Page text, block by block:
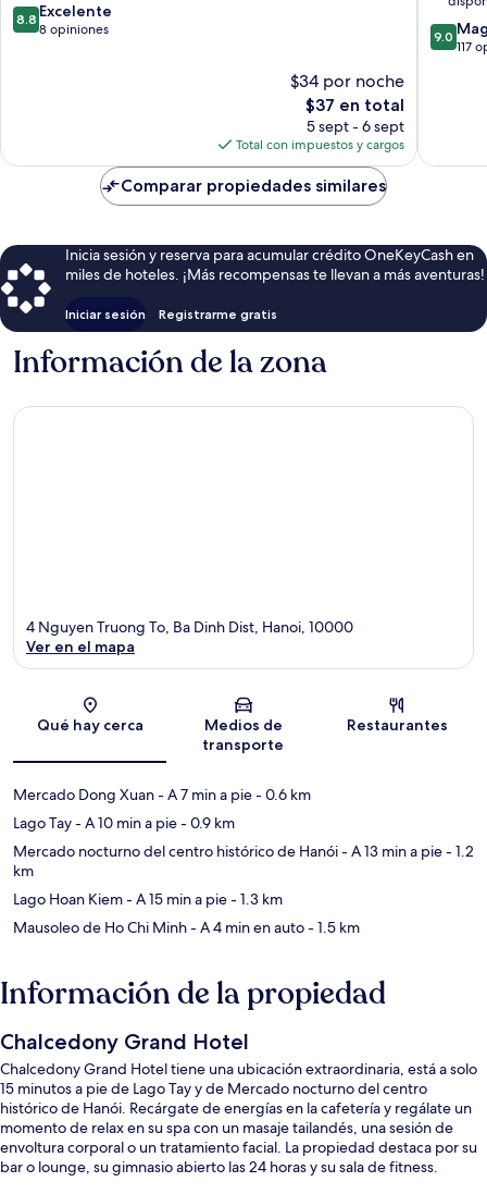
8.8
de
8.8 Excelente
8 opiniones
$34 por noche
El
precio
actual
es
de
$37
$37 en total
5 sept - 6 sept
Total con impuestos y cargos
Spa
Ba
Dinh
9.0
de
9.0
117
Comparar propiedades similares
Inicia sesión y reserva para acumular crédito OneKeyCash en
miles de hoteles. ¡Más recompensas te llevan a más aventuras!
Iniciar sesión Registrarme gratis
Información de la zona
Sección del mapa
4 Nguyen Truong To, Ba Dinh Dist, Hanoi, 10000
Ver en el mapa
Qué hay cerca
Medios de
transporte
Restaurantes
Mercado Dong Xuan- A 7 min a pie- 0.6 km
Lago Tay- A 10 min a pie- 0.9 km
Mercado nocturno del centro histórico de Hanói- A 13 min a pie- 1.2
km
Lago Hoan Kiem- A 15 min a pie- 1.3 km
Mausoleo de Ho Chi Minh- A 4 min en auto- 1.5 km
Información de la propiedad
Chalcedony Grand Hotel
Chalcedony Grand Hotel tiene una ubicación extraordinaria, está a solo
15 minutos a pie de Lago Tay y de Mercado nocturno del centro
histórico de Hanói. Recárgate de energías en la cafetería y regálate un
momento de relax en su spa con un masaje tailandés, una sesión de
envoltura corporal o un tratamiento facial. La propiedad destaca por su
bar o lounge, su gimnasio abierto las 24 horas y su sala de fitness.